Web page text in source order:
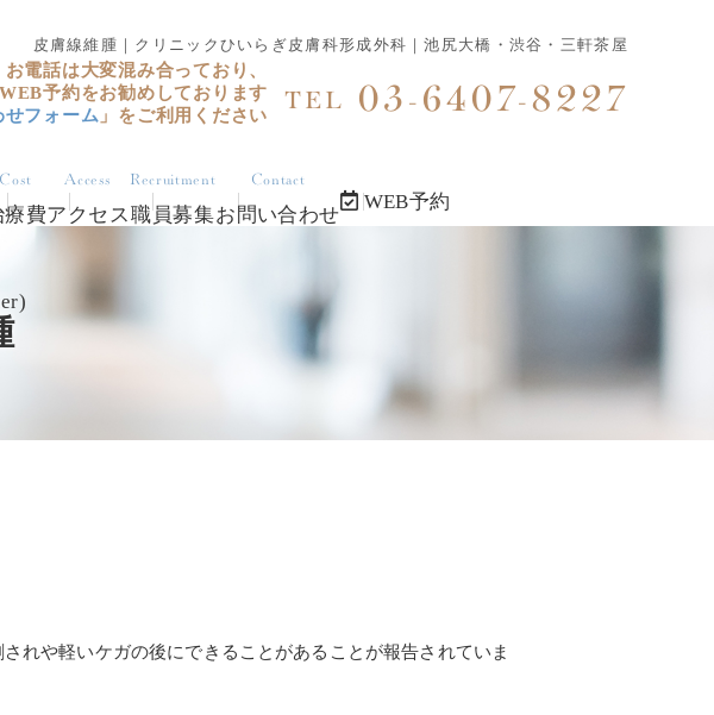
皮膚線維腫｜クリニックひいらぎ皮膚科形成外科｜池尻大橋・渋谷・三軒茶屋
お電話は大変混み合っており、
予約をお勧めしております
せフォーム 」をご利用ください
TEL 03-6407-8227
Cost
療費
Access
アクセス
Recruitment
職員募集
Contact
お問い合わせ
WEB予約
れや軽いケガの後にできることがあることが報告されていま